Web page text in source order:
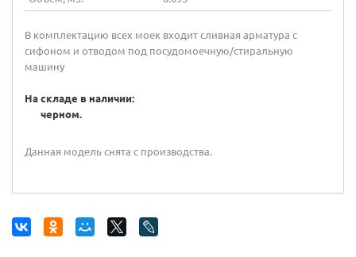
В комплектацию всех моек входит сливная арматура с
сифоном и отводом под посудомоечную/стиральную
машину
На складе в наличии:
черном.
Данная модель снята с производства.